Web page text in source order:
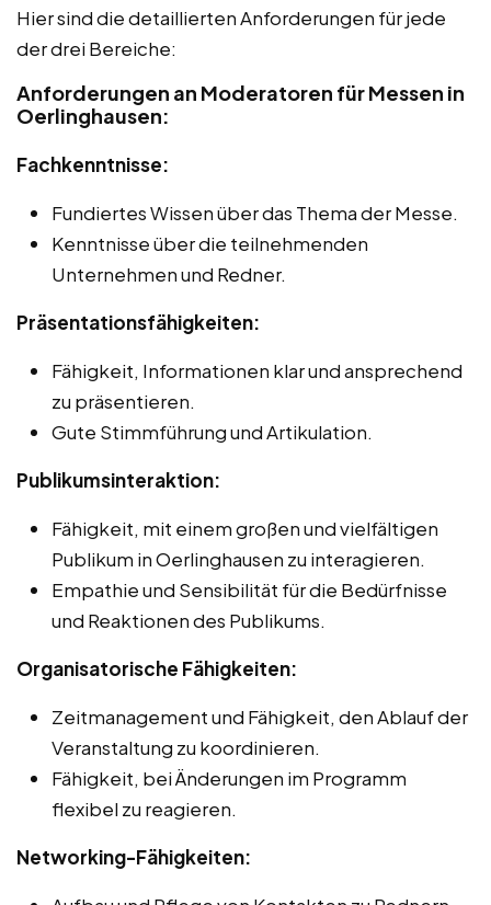
Hier sind die detaillierten Anforderungen für jede
der drei Bereiche:
Anforderungen an Moderatoren für Messen in
Oerlinghausen:
Fachkenntnisse:
Fundiertes Wissen über das Thema der Messe.
Kenntnisse über die teilnehmenden
Unternehmen und Redner.
Präsentationsfähigkeiten:
Fähigkeit, Informationen klar und ansprechend
zu präsentieren.
Gute Stimmführung und Artikulation.
Publikumsinteraktion:
Fähigkeit, mit einem großen und vielfältigen
Publikum in Oerlinghausen zu interagieren.
Empathie und Sensibilität für die Bedürfnisse
und Reaktionen des Publikums.
Organisatorische Fähigkeiten:
Zeitmanagement und Fähigkeit, den Ablauf der
Veranstaltung zu koordinieren.
Fähigkeit, bei Änderungen im Programm
flexibel zu reagieren.
Networking-Fähigkeiten: